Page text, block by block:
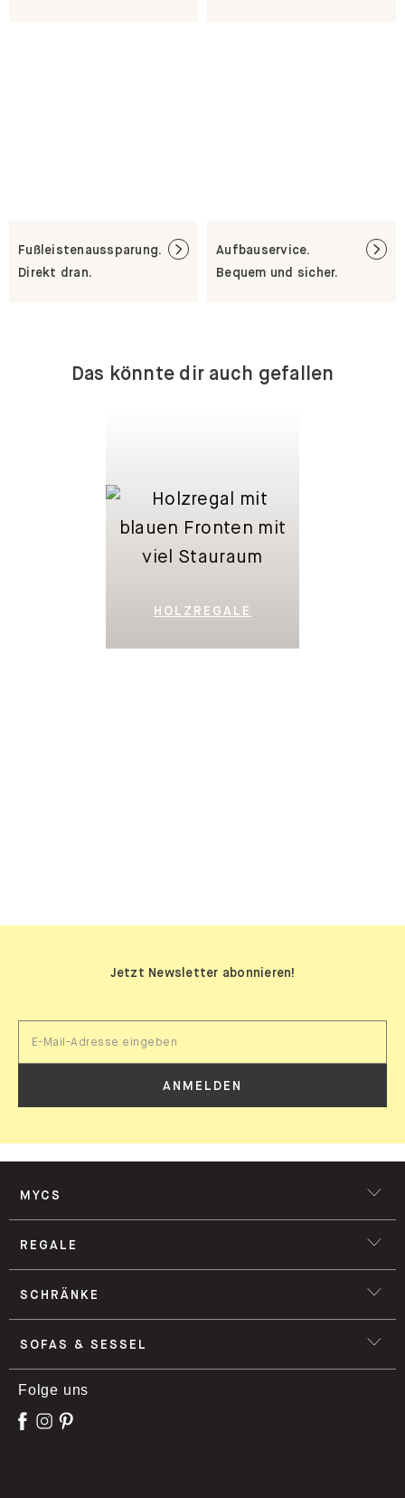
Fußleistenaussparung.
Direkt dran.
Aufbauservice.
Bequem und sicher.
Das könnte dir auch gefallen
HOLZREGALE
Jetzt Newsletter abonnieren!
ANMELDEN
MYCS
REGALE
SCHRÄNKE
SOFAS & SESSEL
Folge uns